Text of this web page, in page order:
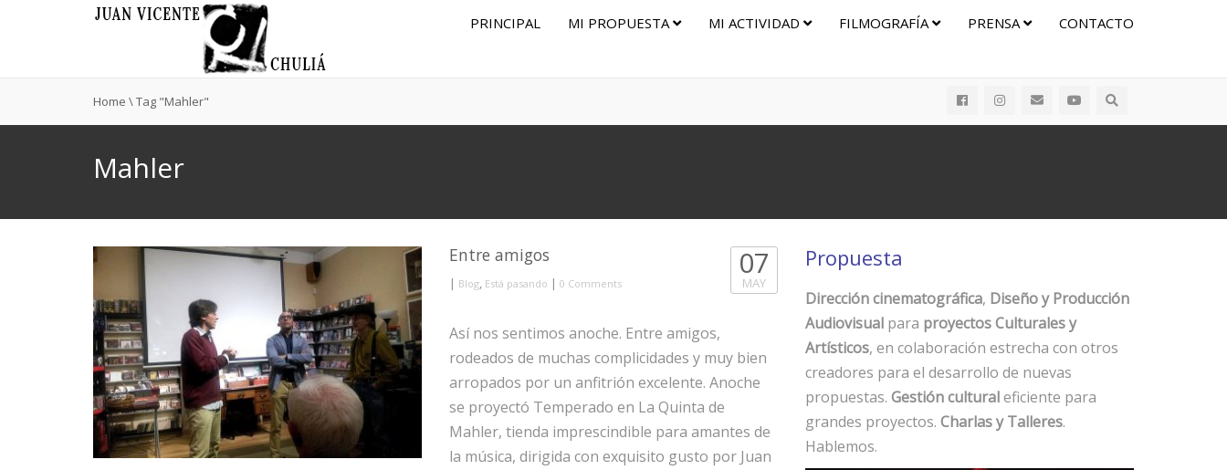
PRINCIPAL MI PROPUESTA MI ACTIVIDAD FILMOGRAFÍA PRENSA CONTACTO
Home \Tag "Mahler"
Mahler
Entre amigos
| Blog, Está pasando | 0 Comments
07
MAY
Así nos sentimos anoche. Entre amigos,
rodeados de muchas complicidades y muy bien
arropados por un anfitrión excelente. Anoche
se proyectó Temperado en La Quinta de
Mahler, tienda imprescindible para amantes de
la música, dirigida con exquisito gusto por Juan
Propuesta
Dirección cinematográfica, Diseño y Producción
Audiovisual para proyectos Culturales y
Artísticos, en colaboración estrecha con otros
creadores para el desarrollo de nuevas
propuestas. Gestión culturaleficiente para
grandes proyectos. Charlas y Talleres.
Hablemos.